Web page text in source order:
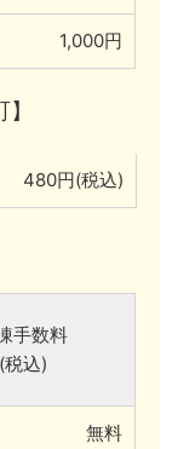
1,000円
480円(税込)
手数料
(税込)
無料